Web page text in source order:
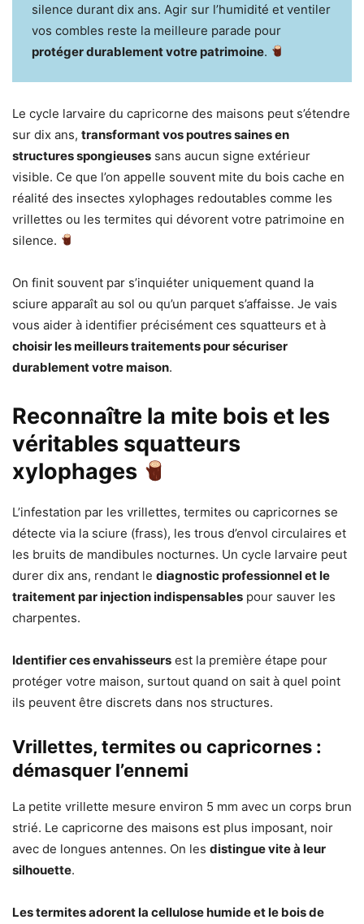
silence durant dix ans. Agir sur l’humidité et ventiler
vos combles reste la meilleure parade pour
protéger durablement votre patrimoine.
Le cycle larvaire du capricorne des maisons peut s’étendre
sur dix ans, transformant vos poutres saines en
structures spongieuses sans aucun signe extérieur
visible. Ce que l’on appelle souvent mite du bois cache en
réalité des insectes xylophages redoutables comme les
vrillettes ou les termites qui dévorent votre patrimoine en
silence.
On finit souvent par s’inquiéter uniquement quand la
sciure apparaît au sol ou qu’un parquet s’affaisse. Je vais
vous aider à identifier précisément ces squatteurs et à
choisir les meilleurs traitements pour sécuriser
durablement votre maison.
Reconnaître la mite bois et les
véritables squatteurs
xylophages
L’infestation par les vrillettes, termites ou capricornes se
détecte via la sciure (frass), les trous d’envol circulaires et
les bruits de mandibules nocturnes. Un cycle larvaire peut
durer dix ans, rendant le diagnostic professionnel et le
traitement par injection indispensables pour sauver les
charpentes.
Identifier ces envahisseurs est la première étape pour
protéger votre maison, surtout quand on sait à quel point
ils peuvent être discrets dans nos structures.
Vrillettes, termites ou capricornes :
démasquer l’ennemi
La petite vrillette mesure environ 5 mm avec un corps brun
strié. Le capricorne des maisons est plus imposant, noir
avec de longues antennes. On les distingue vite à leur
silhouette.
Les termites adorent la cellulose humide et le bois de